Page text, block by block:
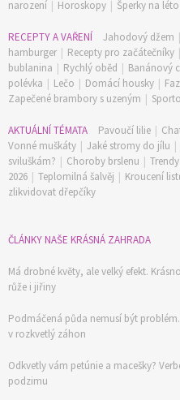
narození | Horoskopy | Šperky na
RECEPTY A VAŘENÍ Jahodový džem |
hamburger | Recepty pro začátečníky |
bublanina | Rychlý oběd | Banánový
polévka | Lečo | Domácí housky |
Zapečené brambory s uzeným |
AKTUÁLNÍ TÉMATA Pavoučí lilie |
Vonné muškáty | Jaké stromy do jílu |
sviluškám? | Choroby brslenu |
2026 | Teplomilná šalvěj | Kroucení
zlikvidovat dřepčíky
ČLÁNKY NAŠE KRÁSNÁ ZAHRADA
Má drobné květy, ale velký efekt.
růže i jiřiny
Podmáčená půda nemusí být
v rozkvetlý záhon
Odkvetly vám petúnie a macešky?
podzimu